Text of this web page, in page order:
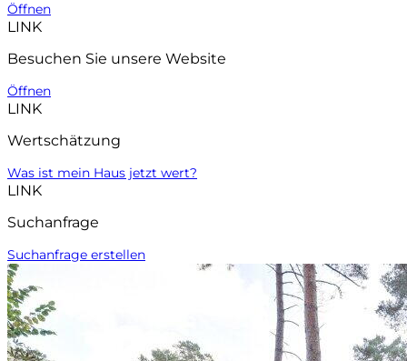
Öffnen
LINK
Besuchen Sie unsere Website
Öffnen
LINK
Wertschätzung
Was ist mein Haus jetzt wert?
LINK
Suchanfrage
Suchanfrage erstellen